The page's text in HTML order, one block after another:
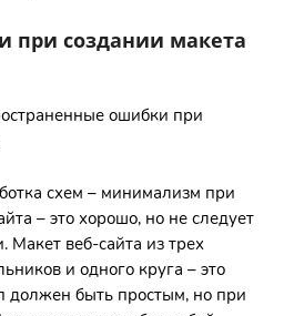
при создании макета
ошибки при
схем – минимализм при
– это хорошо, но не следует
Макет веб-сайта из трех
и одного круга – это
должен быть простым, но при